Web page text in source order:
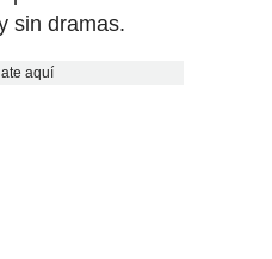
sin dramas.
aquí